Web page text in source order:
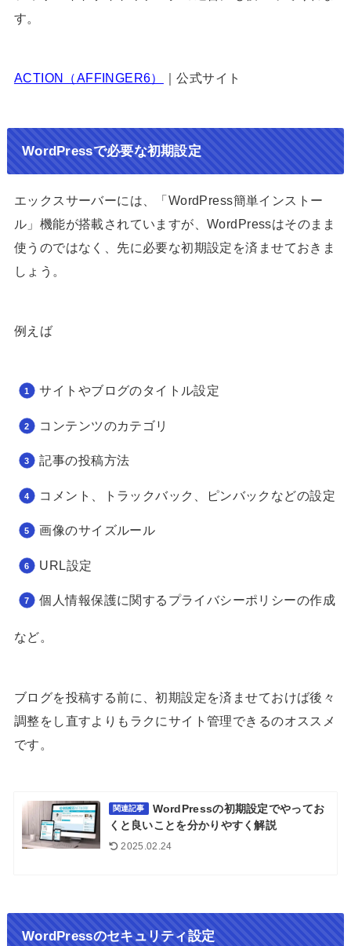
す。
ACTION（AFFINGER6） ｜公式サイト
WordPressで必要な初期設定
エックスサーバーには、「WordPress簡単インストー
ル」機能が搭載されていますが、WordPressはそのまま
使うのではなく、先に必要な初期設定を済ませておきま
しょう。
例えば
サイトやブログのタイトル設定
コンテンツのカテゴリ
記事の投稿方法
コメント、トラックバック、ピンバックなどの設定
画像のサイズルール
URL設定
個人情報保護に関するプライバシーポリシーの作成
など。
ブログを投稿する前に、初期設定を済ませておけば後々
調整をし直すよりもラクにサイト管理できるのオススメ
です。
関連記事
WordPressの初期設定でやってお
くと良いことを分かりやすく解説
2025.02.24
WordPressのセキュリティ設定